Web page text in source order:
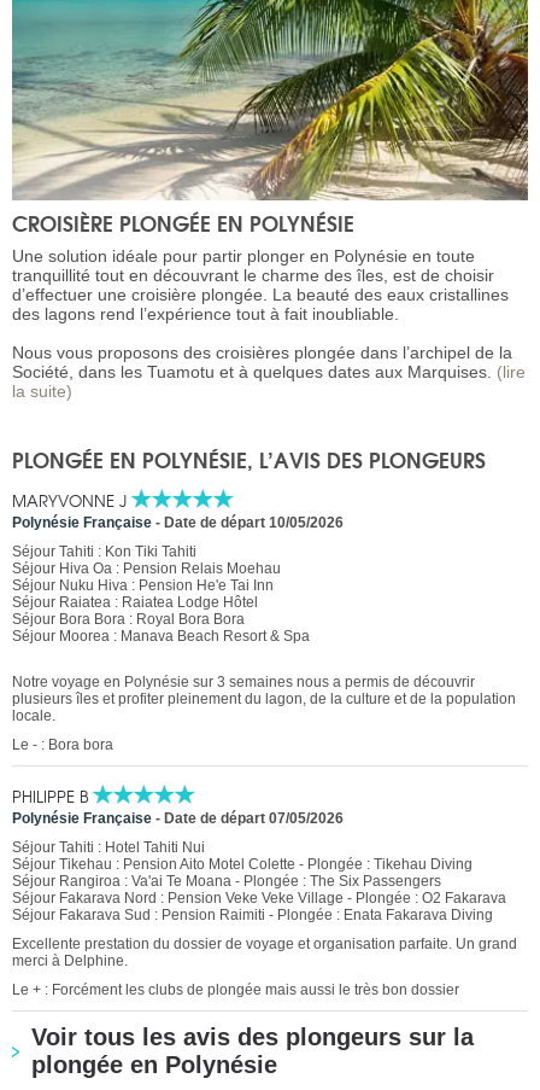
CROISIÈRE PLONGÉE EN POLYNÉSIE
Une solution idéale pour partir plonger en Polynésie en toute
tranquillité tout en découvrant le charme des îles, est de choisir
d’effectuer une croisière plongée. La beauté des eaux cristallines
des lagons rend l’expérience tout à fait inoubliable.
Nous vous proposons des croisières plongée dans l’archipel de la
Société, dans les Tuamotu et à quelques dates aux Marquises. (lire
la suite)
PLONGÉE EN POLYNÉSIE, L’AVIS DES PLONGEURS
MARYVONNE J
Polynésie Française - Date de départ 10/05/2026
Séjour Tahiti : Kon Tiki Tahiti
Séjour Hiva Oa : Pension Relais Moehau
Séjour Nuku Hiva : Pension He'e Tai Inn
Séjour Raiatea : Raiatea Lodge Hôtel
Séjour Bora Bora : Royal Bora Bora
Séjour Moorea : Manava Beach Resort & Spa
Notre voyage en Polynésie sur 3 semaines nous a permis de découvrir
plusieurs îles et profiter pleinement du lagon, de la culture et de la population
locale.
Le - : Bora bora
PHILIPPE B
Polynésie Française - Date de départ 07/05/2026
Séjour Tahiti : Hotel Tahiti Nui
Séjour Tikehau : Pension Aito Motel Colette - Plongée : Tikehau Diving
Séjour Rangiroa : Va'ai Te Moana - Plongée : The Six Passengers
Séjour Fakarava Nord : Pension Veke Veke Village - Plongée : O2 Fakarava
Séjour Fakarava Sud : Pension Raimiti - Plongée : Enata Fakarava Diving
Excellente prestation du dossier de voyage et organisation parfaite. Un grand
merci à Delphine.
Le + : Forcément les clubs de plongée mais aussi le très bon dossier
Voir tous les avis des plongeurs sur la
plongée en Polynésie